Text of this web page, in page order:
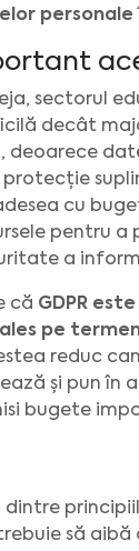
personale
sectorul
decât
deoarece
cu
pentru a
a
că GDPR
pe
reduc
și pun în
bugete
dintre
să aibă